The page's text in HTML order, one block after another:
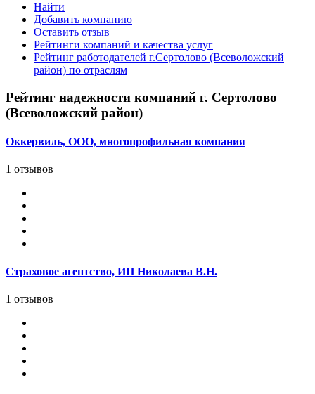
Найти
Добавить компанию
Оставить отзыв
Рейтинги компаний и качества услуг
Рейтинг работодателей г.Сертолово (Всеволожский
район) по отраслям
Рейтинг надежности компаний г. Сертолово
(Всеволожский район)
Оккервиль, ООО, многопрофильная компания
1 отзывов
Страховое агентство, ИП Николаева В.Н.
1 отзывов